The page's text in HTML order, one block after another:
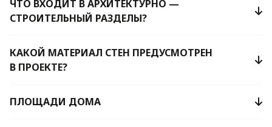
ЧТО ВХОДИТ В АРХИТЕКТУРНО —
СТРОИТЕЛЬНЫЙ РАЗДЕЛЫ?
КАКОЙ МАТЕРИАЛ СТЕН ПРЕДУСМОТРЕН
В ПРОЕКТЕ?
ПЛОЩАДИ ДОМА